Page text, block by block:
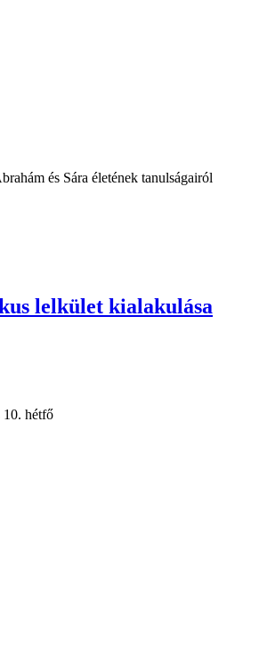
és Sára életének tanulságairól
lelkület kialakulása
hétfő